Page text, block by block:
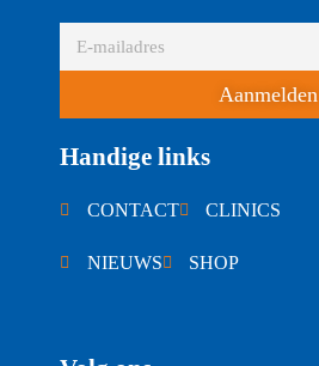
Aanmelden
Handige links
CONTACT CLINICS
NIEUWS SHOP